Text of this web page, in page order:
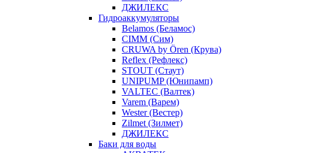
ДЖИЛЕКС
Гидроаккумуляторы
Belamos (Беламос)
CIMM (Сим)
CRUWA by Ören (Крува)
Reflex (Рефлекс)
STOUT (Стаут)
UNIPUMP (Юнипамп)
VALTEC (Валтек)
Varem (Варем)
Wester (Вестер)
Zilmet (Зилмет)
ДЖИЛЕКС
Баки для воды